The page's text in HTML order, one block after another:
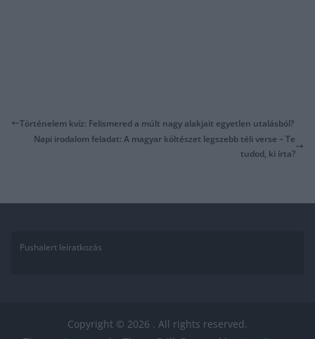
Történelem kvíz: Felismered a múlt nagy alakjait egyetlen utalásból?
Napi irodalom feladat: A magyar költészet legszebb téli verse – Te
tudod, ki írta?
Pushalert leíratkozás
Copyright © 2026 . All rights reserved.